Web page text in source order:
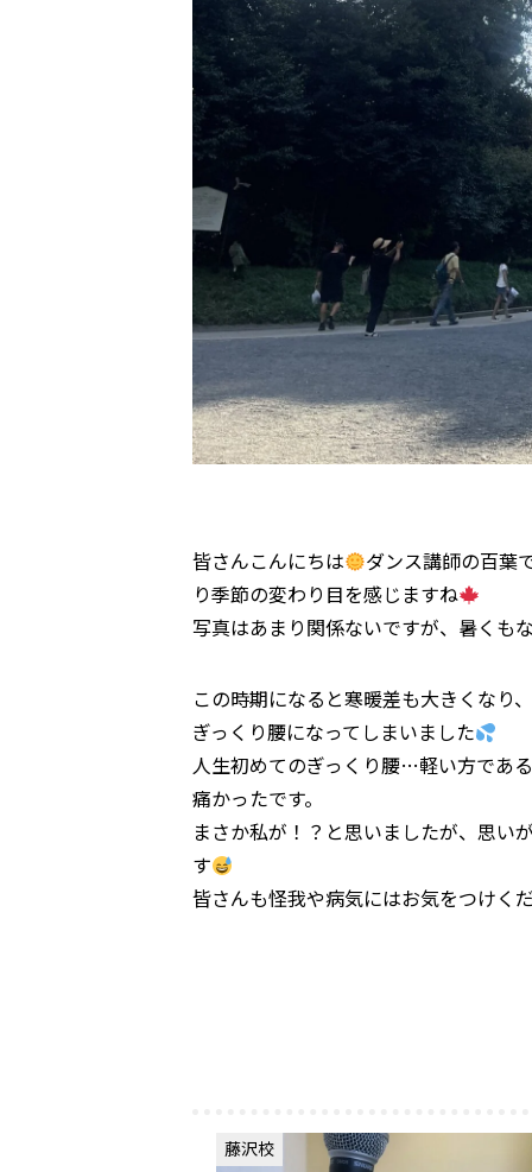
皆さんこんにちは
ダンス講師の百葉
り季節の変わり目を感じますね
写真はあまり関係ないですが、暑くも
この時期になると寒暖差も大きくなり
ぎっくり腰になってしまいました
人生初めてのぎっくり腰…軽い方であ
痛かったです。
まさか私が！？と思いましたが、思
す
皆さんも怪我や病気にはお気をつけく
藤沢校